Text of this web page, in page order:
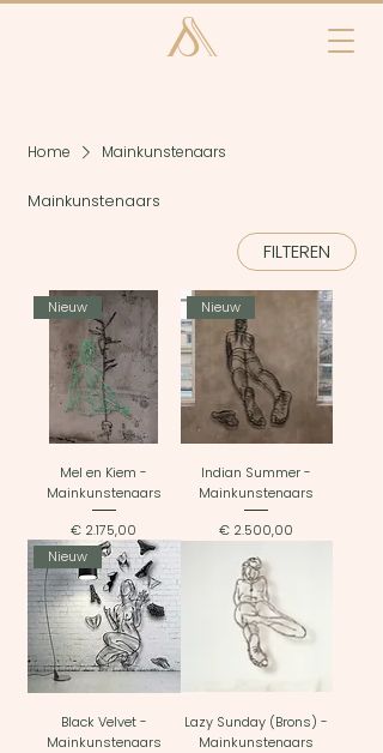
Home Mainkunstenaars
Mainkunstenaars
FILTEREN
Nieuw
Mel en Kiem -
Mainkunstenaars
Prijs
€ 2.175,00
Nieuw
Indian Summer -
Mainkunstenaars
Prijs
€ 2.500,00
Nieuw
Black Velvet -
Mainkunstenaars
Lazy Sunday (Brons) -
Mainkunstenaars